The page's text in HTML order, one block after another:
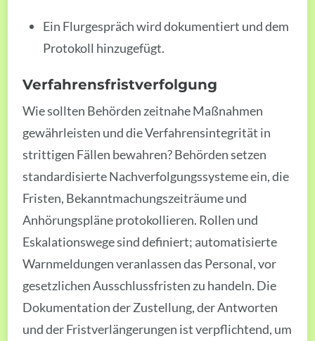
Ein Flurgespräch wird dokumentiert und dem
Protokoll hinzugefügt.
Verfahrensfristverfolgung
Wie sollten Behörden zeitnahe Maßnahmen
gewährleisten und die Verfahrensintegrität in
strittigen Fällen bewahren? Behörden setzen
standardisierte Nachverfolgungssysteme ein, die
Fristen, Bekanntmachungszeiträume und
Anhörungspläne protokollieren. Rollen und
Eskalationswege sind definiert; automatisierte
Warnmeldungen veranlassen das Personal, vor
gesetzlichen Ausschlussfristen zu handeln. Die
Dokumentation der Zustellung, der Antworten
und der Fristverlängerungen ist verpflichtend, um